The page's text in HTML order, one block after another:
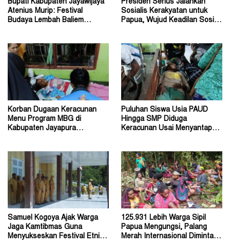
Bupati Kabupaten Jayawijaya
Atenius Murip: Festival
Budaya Lembah Baliem
Presiden Serius Jalankan
Sosialis Kerakyatan untuk
Papua, Wujud Keadilan Sosial
Korban Dugaan Keracunan
Menu Program MBG di
Kabupaten Jayapura
Puluhan Siswa Usia PAUD
Hingga SMP Diduga
Keracunan Usai Menyantap
Samuel Kogoya Ajak Warga
Jaga Kamtibmas Guna
Menyukseskan Festival Etnik
125.931 Lebih Warga Sipil
Papua Mengungsi, Palang
Merah Internasional Diminta